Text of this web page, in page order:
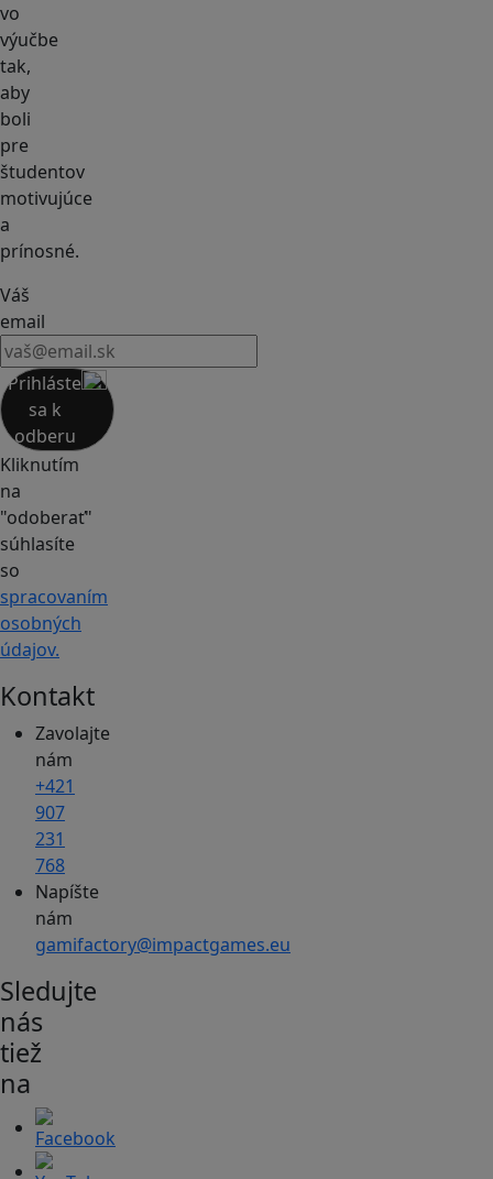
vo
výučbe
tak,
aby
boli
pre
študentov
motivujúce
a
prínosné.
Váš
email
Prihláste
sa k
odberu
Kliknutím
na
"odoberať"
súhlasíte
so
spracovaním
osobných
údajov.
Kontakt
Zavolajte
nám
+421
907
231
768
Napíšte
nám
gamifactory@impactgames.eu
Sledujte
nás
tiež
na